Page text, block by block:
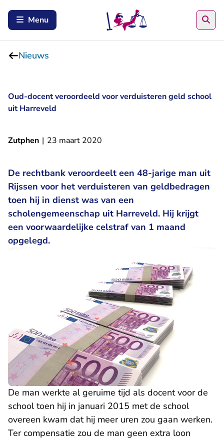
Menu
Nieuws
Oud-docent veroordeeld voor verduisteren geld school
uit Harreveld
Zutphen | 23 maart 2020
De rechtbank veroordeelt een 48-jarige man uit
Rijssen voor het verduisteren van geldbedragen
toen hij in dienst was van een
scholengemeenschap uit Harreveld. Hij krijgt
een voorwaardelijke celstraf van 1 maand
opgelegd.
De man werkte al geruime tijd als docent voor de
school toen hij in januari 2015 met de school
overeen kwam dat hij meer uren zou gaan werken.
Ter compensatie zou de man geen extra loon